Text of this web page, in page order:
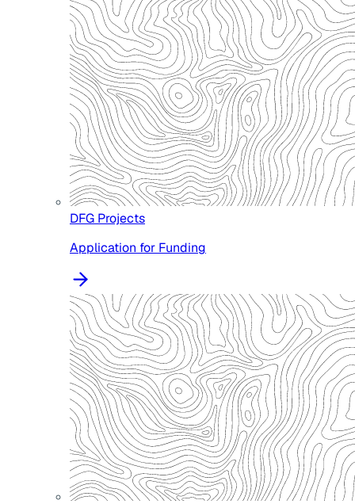
DFG Projects
Application for Funding